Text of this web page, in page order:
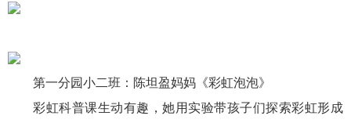
第一分园小二班：陈坦盈妈妈《彩虹泡泡》
彩虹科普课生动有趣，她用实验带孩子们探索彩虹形成